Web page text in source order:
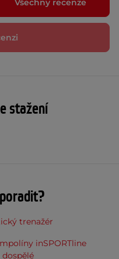
Všechny recenze
stažení
trenažér
inSPORTline